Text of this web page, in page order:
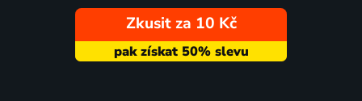
Zkusit za 10 Kč